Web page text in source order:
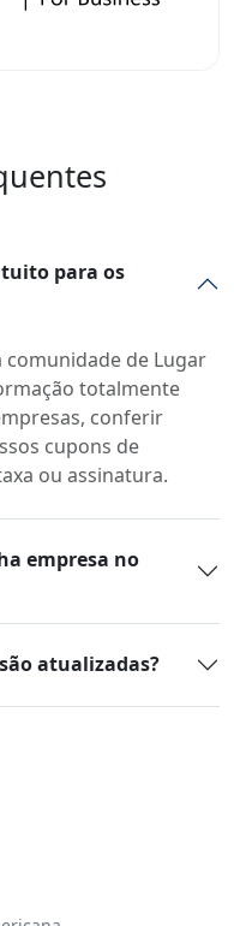
para os
comunidade de Lugar
totalmente
conferir
cupons de
ou assinatura.
empresa no
atualizadas?